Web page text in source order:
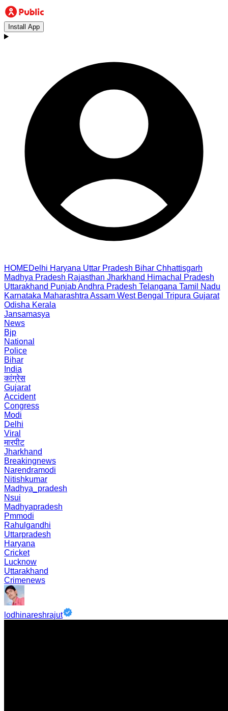
Install App
HOMEDelhi Haryana Uttar Pradesh Bihar Chhattisgarh
Madhya Pradesh Rajasthan Jharkhand Himachal Pradesh
Uttarakhand PunjabAndhra Pradesh Telangana Tamil Nadu
Karnataka Maharashtra Assam West Bengal Tripura Gujarat
Odisha Kerala
Jansamasya
News
Bjp
National
Police
Bihar
India
कांग्रेस
Gujarat
Accident
Congress
Modi
Delhi
Viral
मारपीट
Jharkhand
Breakingnews
Narendramodi
Nitishkumar
Madhya_pradesh
Nsui
Madhyapradesh
Pmmodi
Rahulgandhi
Uttarpradesh
Haryana
Cricket
Lucknow
Uttarakhand
Crimenews
lodhinareshrajut